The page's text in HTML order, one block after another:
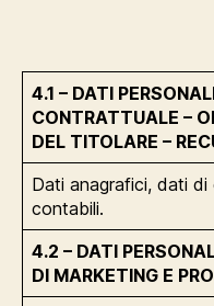
4.1 – DATI
CONTRATTUALE –
DEL TITOLARE –
Dati anagrafici, dati
contabili.
4.2 – DATI
DI MARKETING E